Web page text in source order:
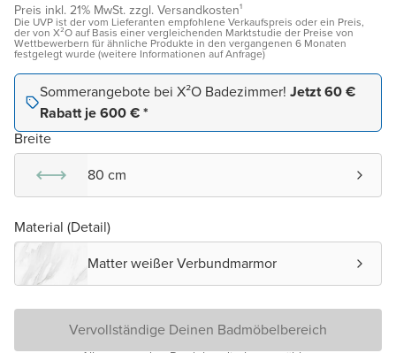
Preis inkl. 21% MwSt. zzgl. Versandkosten¹
Die UVP ist der vom Lieferanten empfohlene Verkaufspreis oder ein Preis,
der von X²O auf Basis einer vergleichenden Marktstudie der Preise von
Wettbewerbern für ähnliche Produkte in den vergangenen 6 Monaten
festgelegt wurde (weitere Informationen auf Anfrage)
Sommerangebote bei X²O Badezimmer! Jetzt 60 €
Rabatt je 600 € *
Breite
80 cm
Material (Detail)
Matter weißer Verbundmarmor
Vervollständige Deinen Badmöbelbereich